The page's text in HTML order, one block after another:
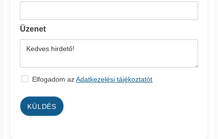
Üzenet
Elfogadom azAdatkezelési tájékoztatót
KÜLDÉS